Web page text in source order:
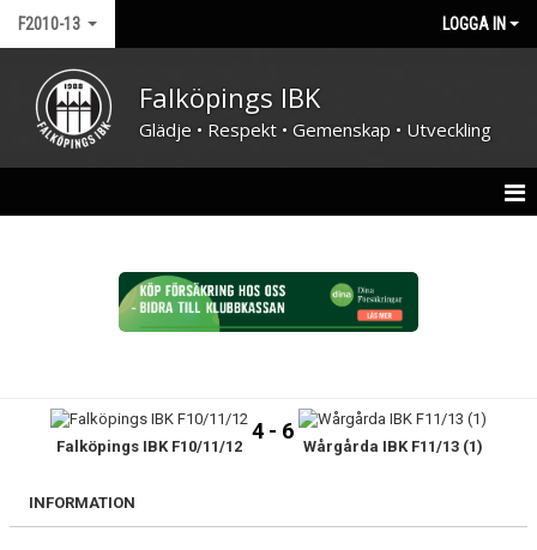
F2010-13 LOGGA IN
Falköpings IBK
Glädje • Respekt • Gemenskap • Utveckling
TRUPPEN
BILDGALLERI
Falköpings IBK F10/11/12
4 - 6
Wårgårda IBK F11/13 (1)
INFORMATION